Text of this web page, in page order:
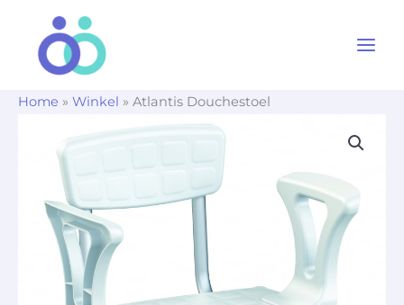
Home » Winkel » Atlantis Douchestoel